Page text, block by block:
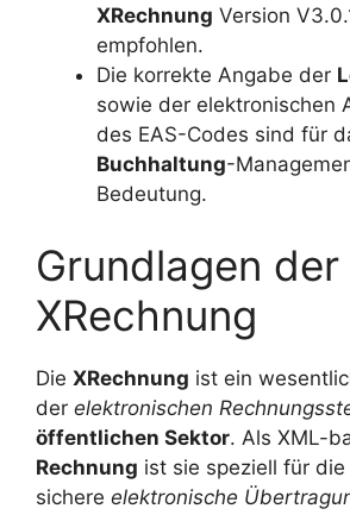
XRechnung Version
empfohlen.
Die korrekte Angabe der
sowie der elektronischen
des EAS-Codes sind für
Buchhaltung-
Bedeutung.
Grundlagen der
XRechnung
Die XRechnung ist ein
der elektronischen
öffentlichen Sektor. Als XML-
Rechnung ist sie speziell für
sichere elektronische